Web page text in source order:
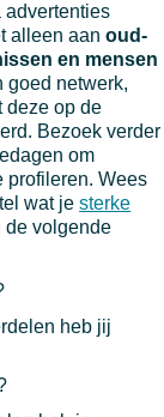
advertenties
alleen aanoud-
en mensen
goed netwerk,
deze op de
Bezoek verder
om
profileren. Wees
wat jesterke
de volgende
heb jij